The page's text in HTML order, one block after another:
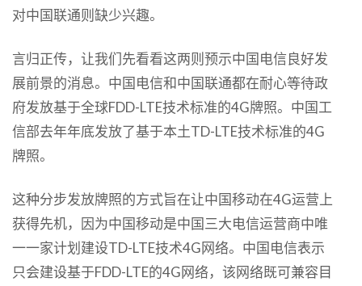
对中国联通则缺少兴趣。
言归正传，让我们先看看这两则预示中国电信良好发
展前景的消息。中国电信和中国联通都在耐心等待政
府发放基于全球FDD-LTE技术标准的4G牌照。中国工
信部去年年底发放了基于本土TD-LTE技术标准的4G
牌照。
这种分步发放牌照的方式旨在让中国移动在4G运营上
获得先机，因为中国移动是中国三大电信运营商中唯
一一家计划建设TD-LTE技术4G网络。中国电信表示
只会建设基于FDD-LTE的4G网络，该网络既可兼容目